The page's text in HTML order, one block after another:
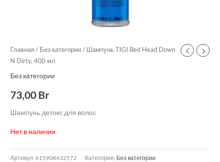
Главная / Без категории / Шампунь TIGI Bed Head Down
N Dirty, 400 мл
Без категории
73,00 Br
Шампунь детокс для волос
Нет в наличии
Артикул:615908432572 Категория: Без категории